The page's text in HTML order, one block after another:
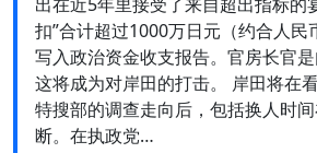
扣”合计超过1000万日元（约合人民
写入政治资金收支报告。官房长官是
这将成为对岸田的打击。 岸田将在
特搜部的调查走向后，包括换人时
断。在执政党…